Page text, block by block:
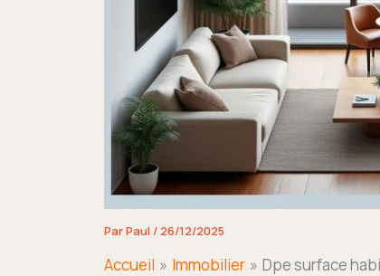
ParPaul / 26/12/2025
Accueil Immobilier Dpe surface